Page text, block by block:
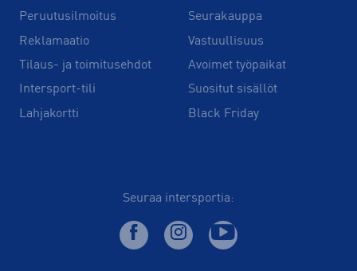
Peruutusilmoitus
Reklamaatio
Tilaus- ja toimitusehdot
Intersport-tili
Lahjakortti
Seurakauppa
Vastuullisuus
Avoimet työpaikat
Suositut sisällöt
Black Friday
Seuraa intersportia: